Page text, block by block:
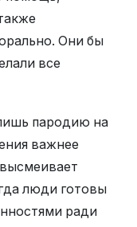
Они бы
все
пародию на
важнее
люди готовы
ради